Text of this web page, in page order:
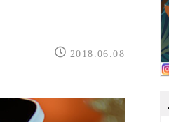
2018.06.08